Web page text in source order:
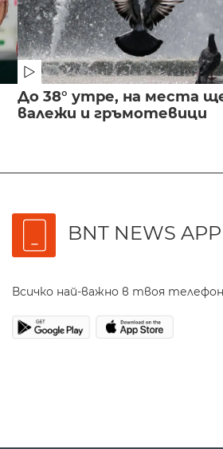
До 38° утре, на места
валежи и гръмотевици
BNT NEWS APP
Всичко най-важно в твоя телефон